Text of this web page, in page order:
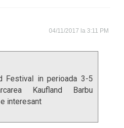
04/11/2017 la 3:11 PM
Festival in perioada 3-5
Kaufland Barbu
interesant